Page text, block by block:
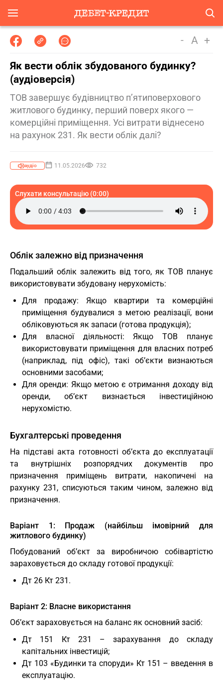
- A +
Як вести облік збудованого будинку?
(аудіоверсія)
ТОВ завершує будівництво п’ятиповерхового
житлового будинку, перший поверх якого —
комерційні приміщення. Усі витрати віднесено
на рахунок 231. Як вести облік далі?
аудіо 11.05.2026 732
Слухати консультацію (0:00)
Облік залежно від призначення
Подальший облік залежить від того, як ТОВ планує
використовувати збудовану нерухомість:
Для продажу: Якщо квартири та комерційні
приміщення будувалися з метою реалізації, вони
обліковуються як запаси (готова продукція);
Для власної діяльності: Якщо ТОВ планує
використовувати приміщення для власних потреб
(наприклад, під офіс), такі об’єкти визнаються
основними засобами;
Для оренди: Якщо метою є отримання доходу від
оренди, об’єкт визнається інвестиційною
нерухомістю.
Бухгалтерські проведення
На підставі акта готовності об’єкта до експлуатації
та внутрішніх розпорядчих документів про
призначення приміщень витрати, накопичені на
рахунку 231, списуються таким чином, залежно від
призначення.
Варіант 1: Продаж (найбільш імовірний для
житлового будинку)
Побудований об’єкт за виробничою собівартістю
зараховується до складу готової продукції:
Дт 26 Кт 231.
Варіант 2: Власне використання
Об’єкт зараховується на баланс як основний засіб:
Дт 151 Кт 231 – зарахування до складу
капітальних інвестицій;
Дт 103 «Будинки та споруди» Кт 151 – введення в
експлуатацію.